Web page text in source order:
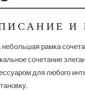
И
небольшая рамка
сочетание
для любого